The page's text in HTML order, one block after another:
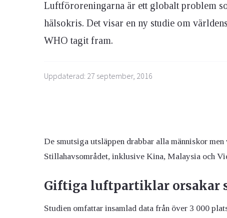
Ögon & Öron
Övervikt
Luftföroreningarna är ett globalt problem
hälsokris. Det visar en ny studie om
WHO tagit fram.
Uppdaterad: 27 september, 2016
De smutsiga utsläppen drabbar alla människor
Stillahavsområdet, inklusive Kina, Malaysia och
Giftiga luftpartiklar orsakar
Studien omfattar insamlad data från över 3 000